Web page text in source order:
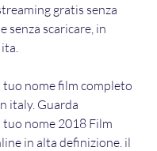
gratis senza
senza scaricare, in
tuo nome film completo
italy. Guarda
tuo nome 2018 Film
in alta definizione. il